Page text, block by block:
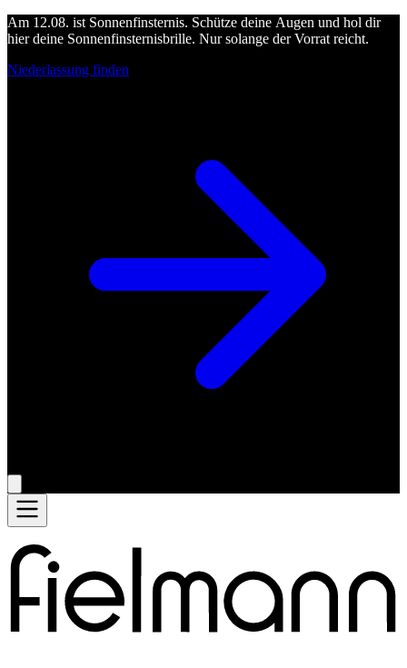
Am 12.08. ist Sonnenfinsternis. Schütze deine Augen und hol dir
hier deine Sonnenfinsternisbrille. Nur solange der Vorrat reicht.
Niederlassung finden